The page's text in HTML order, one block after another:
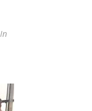
In